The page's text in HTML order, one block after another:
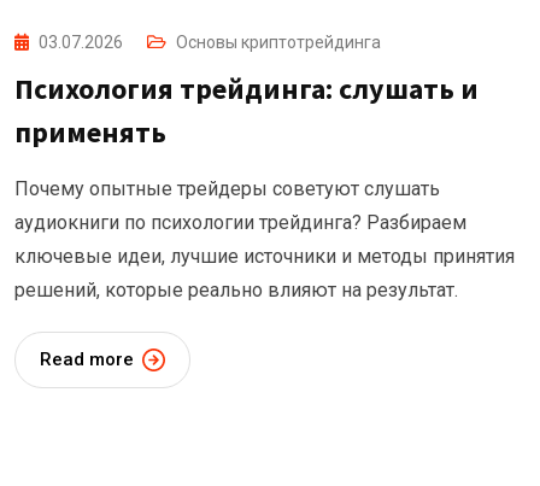
03.07.2026 Основы криптотрейдинга
Психология трейдинга: слушать и
применять
Почему опытные трейдеры советуют слушать
аудиокниги по психологии трейдинга? Разбираем
ключевые идеи, лучшие источники и методы принятия
решений, которые реально влияют на результат.
Read more